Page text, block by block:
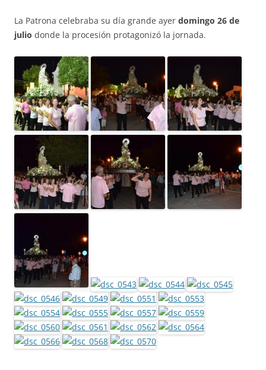
La Patrona celebraba su día grande ayer domingo 26 de
julio donde la procesión protagonizó la jornada.